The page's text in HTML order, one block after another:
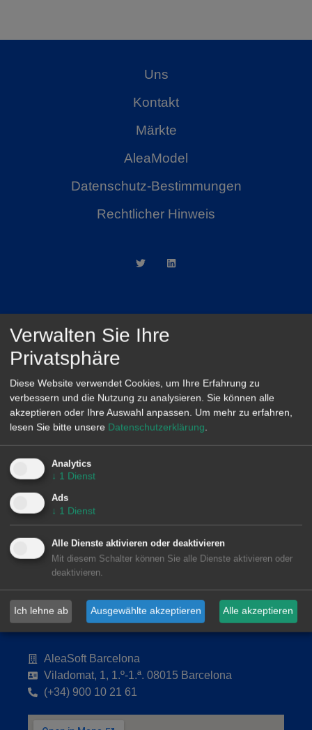
Uns
Kontakt
Märkte
AleaModel
Datenschutz-Bestimmungen
Rechtlicher Hinweis
AleaSoft Madrid
Paseo de la Castellana, 79, 6.ª. AZCA. 28046
(+34) 900 10 21 61
AleaSoft Barcelona
Viladomat, 1, 1.º-1.ª. 08015 Barcelona
(+34) 900 10 21 61
Verwalten Sie Ihre
Privatsphäre
Diese Website verwendet Cookies, um Ihre Erfahrung zu
verbessern und die Nutzung zu analysieren. Sie können alle
akzeptieren oder Ihre Auswahl anpassen. Um mehr zu erfahren,
lesen Sie bitte unsere Datenschutzerklärung.
Analytics
↓ 1 Dienst
Ads
↓ 1 Dienst
Alle Dienste aktivieren oder deaktivieren
Mit diesem Schalter können Sie alle Dienste aktivieren oder
deaktivieren.
Ich lehne ab Ausgewählte akzeptieren Alle akzeptieren